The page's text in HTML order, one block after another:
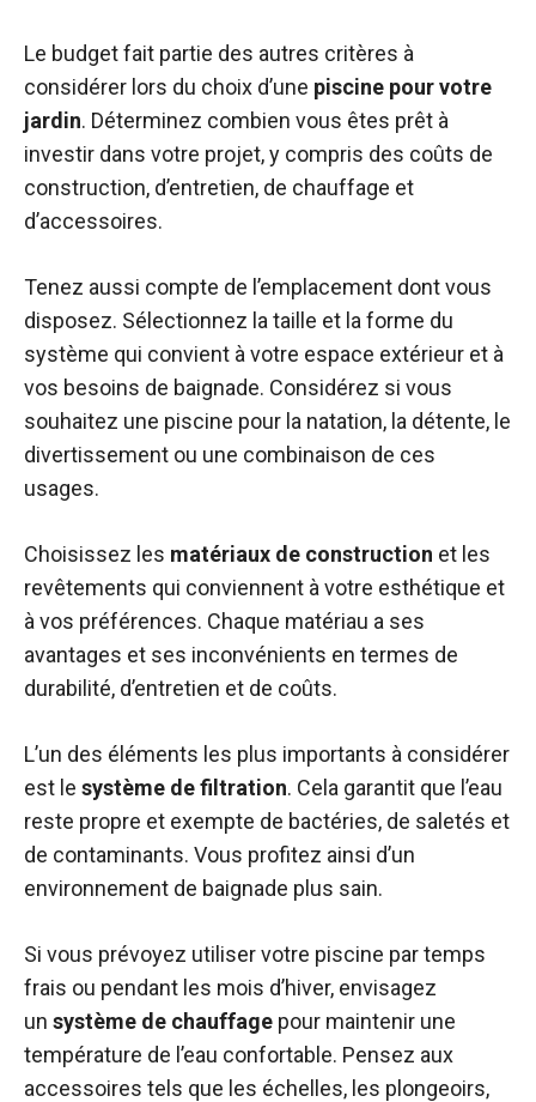
Le budget fait partie des autres critères à
considérer lors du choix d’une piscine pour votre
jardin. Déterminez combien vous êtes prêt à
investir dans votre projet, y compris des coûts de
construction, d’entretien, de chauffage et
d’accessoires.
Tenez aussi compte de l’emplacement dont vous
disposez. Sélectionnez la taille et la forme du
système qui convient à votre espace extérieur et à
vos besoins de baignade. Considérez si vous
souhaitez une piscine pour la natation, la détente, le
divertissement ou une combinaison de ces
usages.
Choisissez les matériaux de construction et les
revêtements qui conviennent à votre esthétique et
à vos préférences. Chaque matériau a ses
avantages et ses inconvénients en termes de
durabilité, d’entretien et de coûts.
L’un des éléments les plus importants à considérer
est le système de filtration. Cela garantit que l’eau
reste propre et exempte de bactéries, de saletés et
de contaminants. Vous profitez ainsi d’un
environnement de baignade plus sain.
Si vous prévoyez utiliser votre piscine par temps
frais ou pendant les mois d’hiver, envisagez
un système de chauffage pour maintenir une
température de l’eau confortable. Pensez aux
accessoires tels que les échelles, les plongeoirs,